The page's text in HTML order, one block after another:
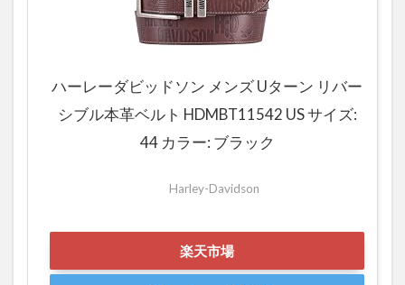
ハーレーダビッドソン メンズ Uターン リバー
シブル本革ベルト HDMBT11542 US サイズ:
44 カラー: ブラック
Harley-Davidson
楽天市場